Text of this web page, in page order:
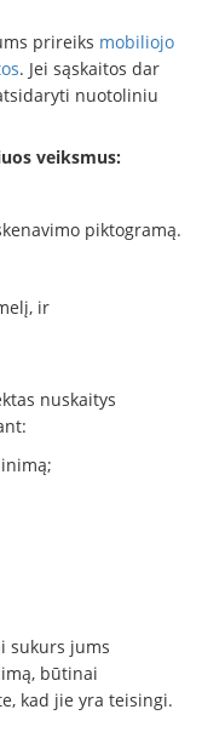
prireiks mobiliojo
. Jei sąskaitos dar
nuotoliniu
veiksmus:
piktogramą.
ir
nuskaitys
sukurs jums
būtinai
kad jie yra teisingi.